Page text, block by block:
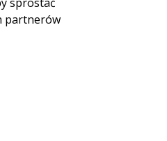
partnerów